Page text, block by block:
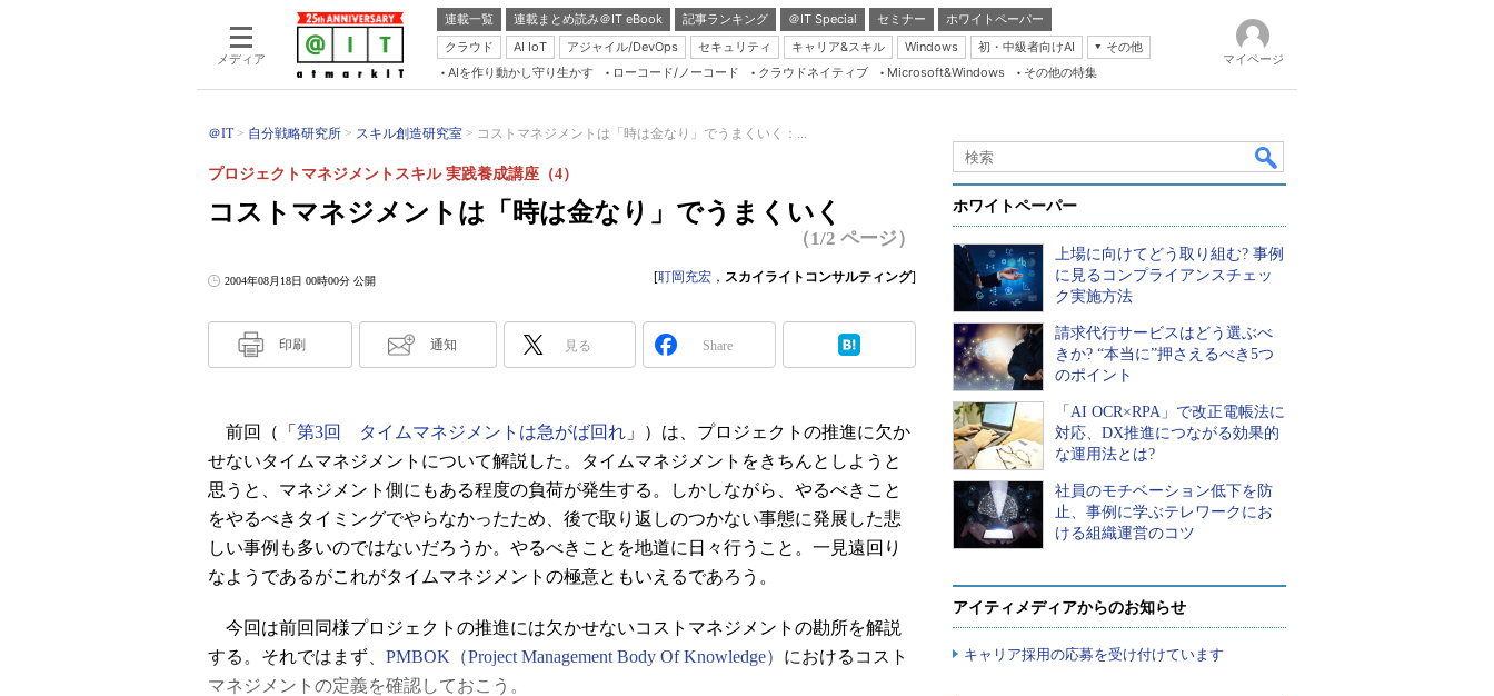
メディア
連載一覧 連載まとめ読み＠IT eBook 記事ランキング ＠IT Special セミナー
ホワイトペーパー
クラウド
AI IoT アジャイル/DevOps セキュリティ キャリア&スキル Windows 初・中級者向けAI
その他
Server & Storage
Database Expert
Master of IP Network
Security & Trust
Insider.NET
ブログ
AIを作り動かし守り生かす ローコード/ノーコード クラウドネイティブ Microsoft&Windows その他の特集
マイページ
＠IT 自分戦略研究所 スキル創造研究室 コストマネジメントは「時は金なり」でうまくいく：...
コストマネジメントは「時は金なり」でうまくいく
プロジェクトマネジメントスキル 実践養成講座（4）
（1/2 ページ）
2004年08月18日 00時00分 公開 [耵岡充宏 ， スカイライトコンサルティング]
印刷 通知 見る Share
前回（「 第3回 タイムマネジメントは急がば回れ 」）は、プロジェクトの推進に欠か
せないタイムマネジメントについて解説した。タイムマネジメントをきちんとしようと
思うと、マネジメント側にもある程度の負荷が発生する。しかしながら、やるべきこと
をやるべきタイミングでやらなかったため、後で取り返しのつかない事態に発展した悲
しい事例も多いのではないだろうか。やるべきことを地道に日々行うこと。一見遠回り
なようであるがこれがタイムマネジメントの極意ともいえるであろう。
今回は前回同様プロジェクトの推進には欠かせないコストマネジメントの勘所を解説
する。それではまず、 PMBOK（Project Management Body Of Knowledge） におけるコスト
マネジメントの定義を確認しておこう。
ホワイトペーパー
上場に向けてどう取り組む? 事例
に見るコンプライアンスチェッ
ク実施方法
請求代行サービスはどう選ぶべ
きか? “本当に”押さえるべき5つ
のポイント
「AI OCR×RPA」で改正電帳法に
対応、DX推進につながる効果的
な運用法とは?
社員のモチベーション低下を防
止、事例に学ぶテレワークにお
ける組織運営のコツ
アイティメディアからのお知らせ
キャリア採用の応募を受け付けています